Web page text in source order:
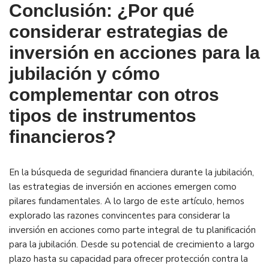
Conclusión: ¿Por qué
considerar estrategias de
inversión en acciones para la
jubilación y cómo
complementar con otros
tipos de instrumentos
financieros?
En la búsqueda de seguridad financiera durante la jubilación,
las estrategias de inversión en acciones emergen como
pilares fundamentales. A lo largo de este artículo, hemos
explorado las razones convincentes para considerar la
inversión en acciones como parte integral de tu planificación
para la jubilación. Desde su potencial de crecimiento a largo
plazo hasta su capacidad para ofrecer protección contra la